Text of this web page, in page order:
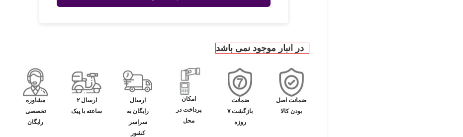
در انبار موجود نمی باشد
ضمانت اصل
بودن کالا
ضمانت
بازگشت ۷
روزه
امکان
پرداخت در
محل
ارسال
رایگان به
سراسر
کشور
ارسال ۲
ساعته با پیک
مشاوره
تخصصی
رایگان